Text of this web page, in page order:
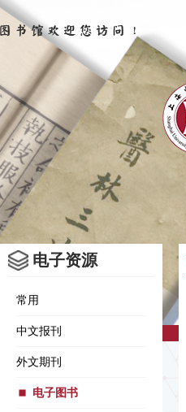
电子资源
常用
中文报刊
外文期刊
电子图书